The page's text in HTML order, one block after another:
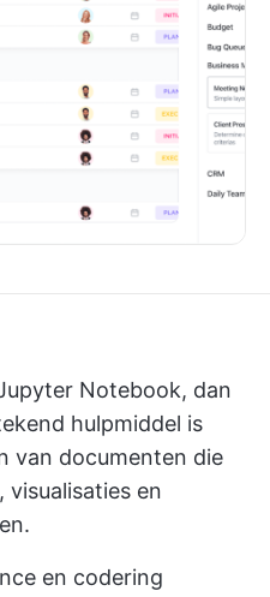
Notebook, dan
hulpmiddel is
van documenten die
visualisaties en
en codering